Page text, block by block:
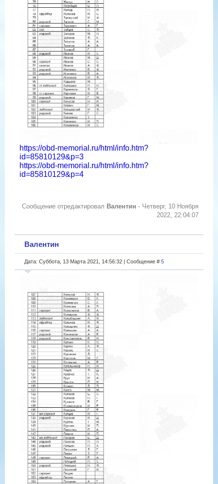
https://obd-memorial.ru/html/info.htm?
id=85810129&p=3
https://obd-memorial.ru/html/info.htm?
id=85810129&p=4
Сообщение отредактировал Валентин - Четверг, 10 Ноября
2022, 22:04:07
Валентин
Дата: Суббота, 13 Марта 2021, 14:56:32 | Сообщение # 5